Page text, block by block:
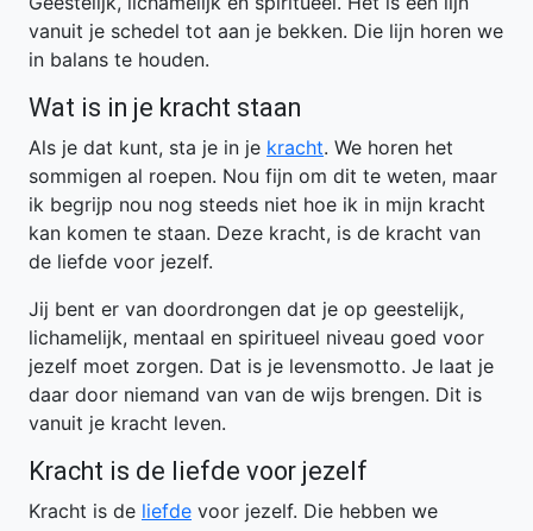
vanuit je schedel tot aan je bekken. Die lijn horen we
in balans te houden.
Wat is in je kracht staan
Als je dat kunt, sta je in je kracht. We horen het
sommigen al roepen. Nou fijn om dit te weten, maar
ik begrijp nou nog steeds niet hoe ik in mijn kracht
kan komen te staan. Deze kracht, is de kracht van
de liefde voor jezelf.
Jij bent er van doordrongen dat je op geestelijk,
lichamelijk, mentaal en spiritueel niveau goed voor
jezelf moet zorgen. Dat is je levensmotto. Je laat je
daar door niemand van van de wijs brengen. Dit is
vanuit je kracht leven.
Kracht is de liefde voor jezelf
Kracht is de liefde voor jezelf. Die hebben we